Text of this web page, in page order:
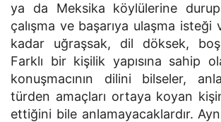
ya da Meksika köylülerine
çalışma ve başarıya ulaşma
kadar uğraşsak, dil döksek,
Farklı bir kişilik yapısına sahip
konuşmacının dilini bilseler,
türden amaçları ortaya koyan
ettiğini bile anlamayacaklardır.